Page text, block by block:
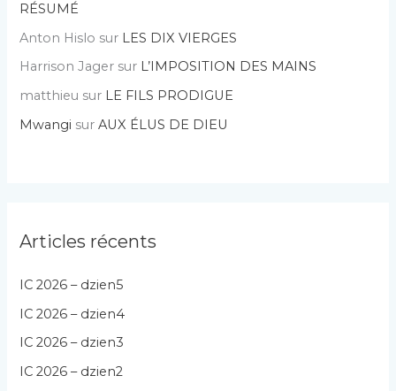
RÉSUMÉ
Anton Hislo sur LES DIX VIERGES
Harrison Jager sur L’IMPOSITION DES MAINS
matthieu sur LE FILS PRODIGUE
Mwangi surAUX ÉLUS DE DIEU
Articles récents
IC 2026 – dzien5
IC 2026 – dzien4
IC 2026 – dzien3
IC 2026 – dzien2